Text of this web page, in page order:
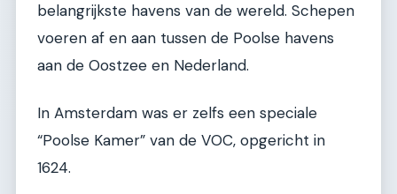
belangrijkste havens van de wereld. Schepen
voeren af en aan tussen de Poolse havens
aan de Oostzee en Nederland.
In Amsterdam was er zelfs een speciale
“Poolse Kamer” van de VOC, opgericht in
1624.